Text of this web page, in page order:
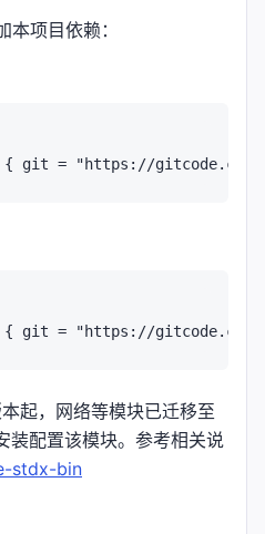
项目依赖：
起，网络等模块已迁移至
装配置该模块。参考相关说
stdx-bin